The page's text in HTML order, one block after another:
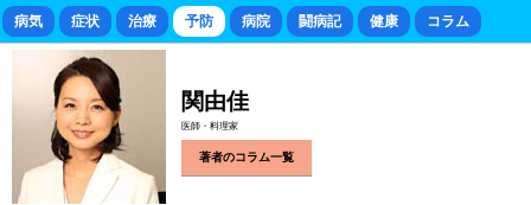
ボートレース 競輪 オートレース
病気 症状 治療 予防 病院 闘病記 健康 コラム
関由佳
医師・料理家
著者のコラム一覧